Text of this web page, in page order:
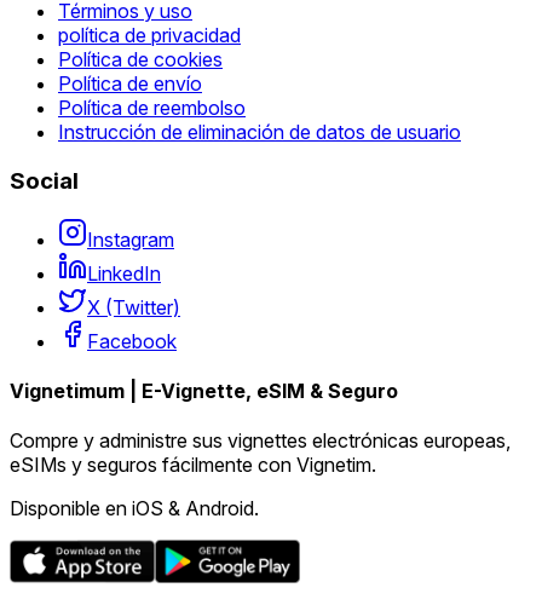
Términos y uso
política de privacidad
Política de cookies
Política de envío
Política de reembolso
Instrucción de eliminación de datos de usuario
Social
Instagram
LinkedIn
X (Twitter)
Facebook
Vignetimum | E-Vignette, eSIM & Seguro
Compre y administre sus vignettes electrónicas europeas,
eSIMs y seguros fácilmente con Vignetim.
Disponible en iOS & Android.